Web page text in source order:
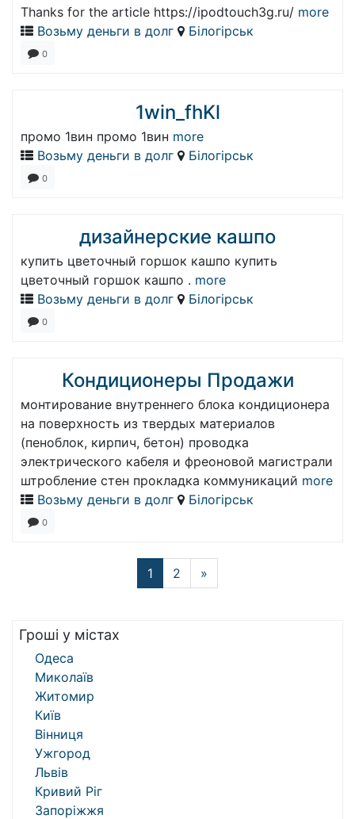
Thanks for the article https://ipodtouch3g.ru/ more
Возьму деньги в долг
Білогірськ
0
1win_fhKl
промо 1вин промо 1вин more
Возьму деньги в долг
Білогірськ
0
дизайнерские кашпо
купить цветочный горшок кашпо купить
цветочный горшок кашпо . more
Возьму деньги в долг
Білогірськ
0
Кондиционеры Продажи
монтирование внутреннего блока кондиционера
на поверхность из твердых материалов
(пеноблок, кирпич, бетон) проводка
электрического кабеля и фреоновой магистрали
штробление стен прокладка коммуникаций more
Возьму деньги в долг
Білогірськ
0
1 2 »
Гроші у містах
Одеса
Миколаїв
Житомир
Київ
Вінниця
Ужгород
Львів
Кривий Ріг
Запоріжжя